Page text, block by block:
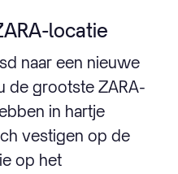
locatie
naar een nieuwe
de grootste ZARA-
in hartje
vestigen op de
op het